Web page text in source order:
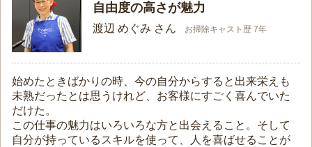
自由度の高さが魅力
渡辺 めぐみ さん お掃除キャスト歴 7年
始めたときばかりの時、今の自分からすると出来栄えも
未熟だったとは思うけれど、お客様にすごく喜んでいた
だけた。
この仕事の魅力はいろいろな方と出会えること。そして
自分が持っているスキルを使って、人を喜ばせることが